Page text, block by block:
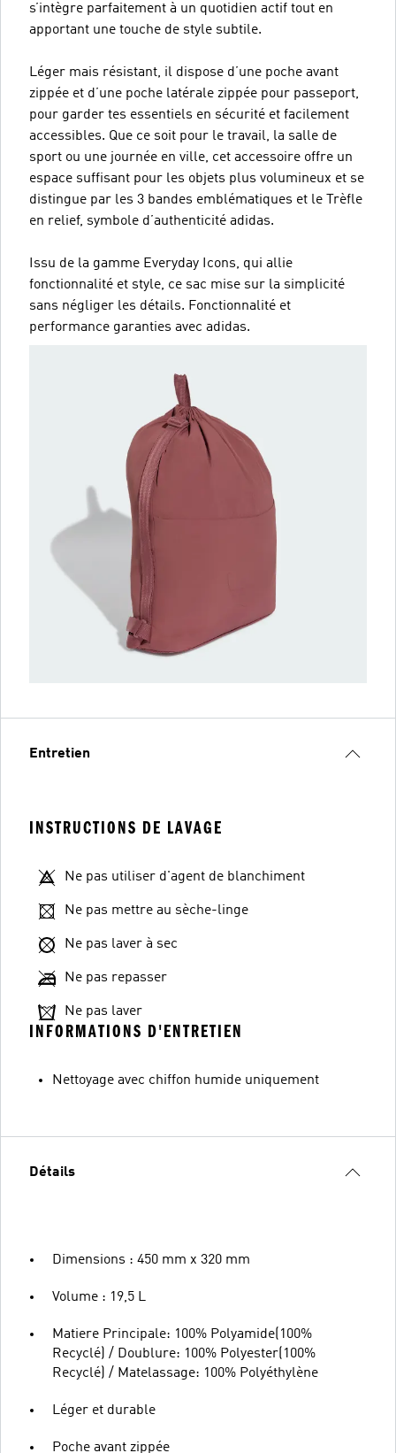
s’intègre parfaitement à un quotidien actif tout en
apportant une touche de style subtile.
Léger mais résistant, il dispose d’une poche avant
zippée et d’une poche latérale zippée pour passeport,
pour garder tes essentiels en sécurité et facilement
accessibles. Que ce soit pour le travail, la salle de
sport ou une journée en ville, cet accessoire offre un
espace suffisant pour les objets plus volumineux et se
distingue par les 3 bandes emblématiques et le Trèfle
en relief, symbole d’authenticité adidas.
Issu de la gamme Everyday Icons, qui allie
fonctionnalité et style, ce sac mise sur la simplicité
sans négliger les détails. Fonctionnalité et
performance garanties avec adidas.
Entretien
INSTRUCTIONS DE LAVAGE
Ne pas utiliser d'agent de blanchiment
Ne pas mettre au sèche-linge
Ne pas laver à sec
Ne pas repasser
Ne pas laver
INFORMATIONS D'ENTRETIEN
Nettoyage avec chiffon humide uniquement
Détails
Dimensions : 450 mm x 320 mm
Volume : 19,5 L
Matiere Principale: 100% Polyamide(100%
Recyclé) / Doublure: 100% Polyester(100%
Recyclé) / Matelassage: 100% Polyéthylène
Léger et durable
Poche avant zippée